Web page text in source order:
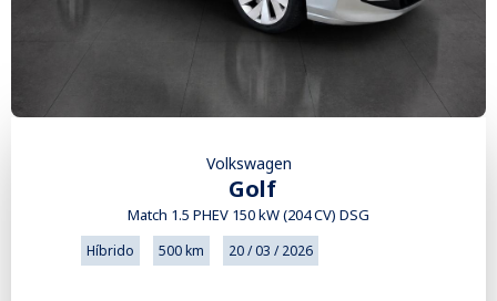
Volkswagen
Golf
Match 1.5 PHEV 150 kW (204 CV) DSG
Híbrido 500 km 20 / 03 / 2026